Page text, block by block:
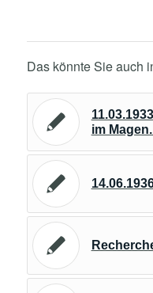
Das könnte Sie auch
im